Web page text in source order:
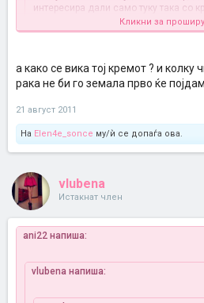
интересира дали само туку така со
па мислев некој посебно поболен
некое време ќе сум ги мачкала па ќе
метод можеби има и некој дра и се
еден крем ги мачкаше бенките за да и
задоволна баеше
кажи посигурно како оди сета работа
Кликни за
а како се вика тој кремот ? и колку
рака не би го земала прво ќе појдам
21 август 2011
На Elen4e_sonce му/ѝ се допаѓа ова.
vlubena
Истакнат член
ani22 напиша:
vlubena напиша: